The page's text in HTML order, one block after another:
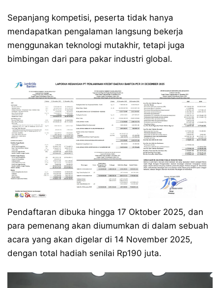
Sepanjang kompetisi, peserta tidak hanya
mendapatkan pengalaman langsung bekerja
menggunakan teknologi mutakhir, tetapi juga
bimbingan dari para pakar industri global.
Pendaftaran dibuka hingga 17 Oktober 2025, dan
para pemenang akan diumumkan di dalam sebuah
acara yang akan digelar di 14 November 2025,
dengan total hadiah senilai Rp190 juta.